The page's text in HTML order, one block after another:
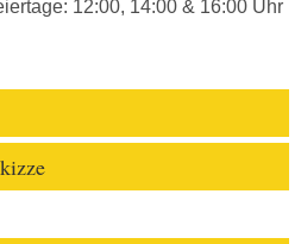
12:00, 14:00 & 16:00 Uhr